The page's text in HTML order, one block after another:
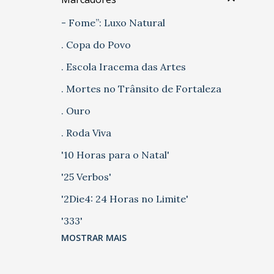
- Fome”: Luxo Natural
. Copa do Povo
. Escola Iracema das Artes
. Mortes no Trânsito de Fortaleza
. Ouro
. Roda Viva
'10 Horas para o Natal'
'25 Verbos'
'2Die4: 24 Horas no Limite'
'333'
'5 Casas' 'Chão de Fábrica'
MOSTRAR MAIS